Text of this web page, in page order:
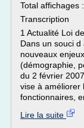
Total affichages :
Transcription
1 Actualité Loi
Dans un souci
nouveaux
(démographie,
du 2 février
vise à améliorer
fonctionnaires,
Lire la suite